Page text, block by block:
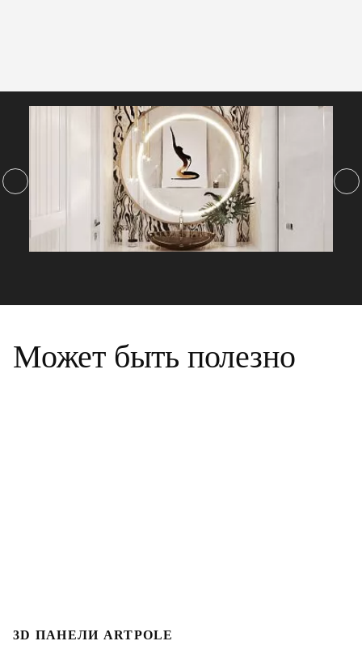
Может быть полезно
3D ПАНЕЛИ ARTPOLE